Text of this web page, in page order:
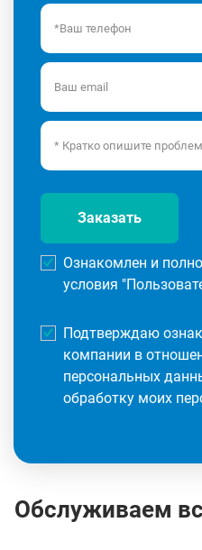
Заказать
Ознакомлен и
условия "
Подтверждаю
компании в
персональных
обработку моих
Обслуживаем